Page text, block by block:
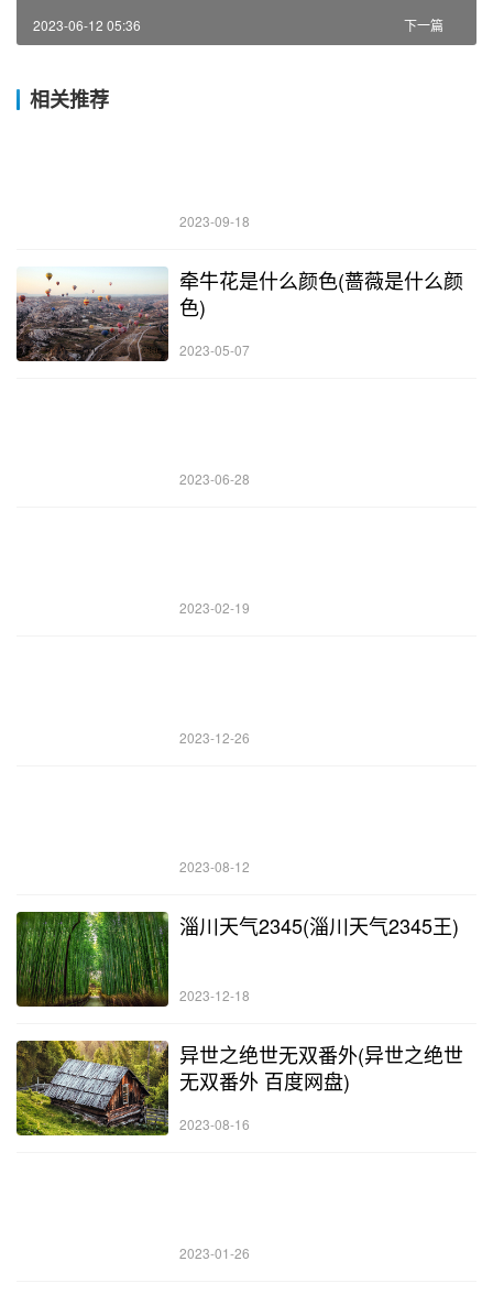
下一篇
2023-06-12 05:36
相关推荐
2023-09-18
牵牛花是什么颜色(蔷薇是什么颜
色)
2023-05-07
2023-06-28
2023-02-19
2023-12-26
2023-08-12
淄川天气2345(淄川天气2345王)
2023-12-18
异世之绝世无双番外(异世之绝世
无双番外 百度网盘)
2023-08-16
2023-01-26